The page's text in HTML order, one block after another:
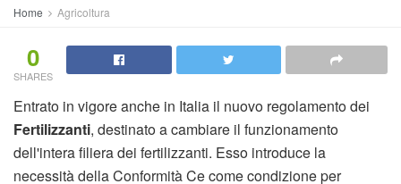
Home Agricoltura
0
SHARES
Entrato in vigore anche in Italia il nuovo regolamento dei
Fertilizzanti, destinato a cambiare il funzionamento
dell'intera filiera dei fertilizzanti. Esso introduce la
necessità della Conformità Ce come condizione per